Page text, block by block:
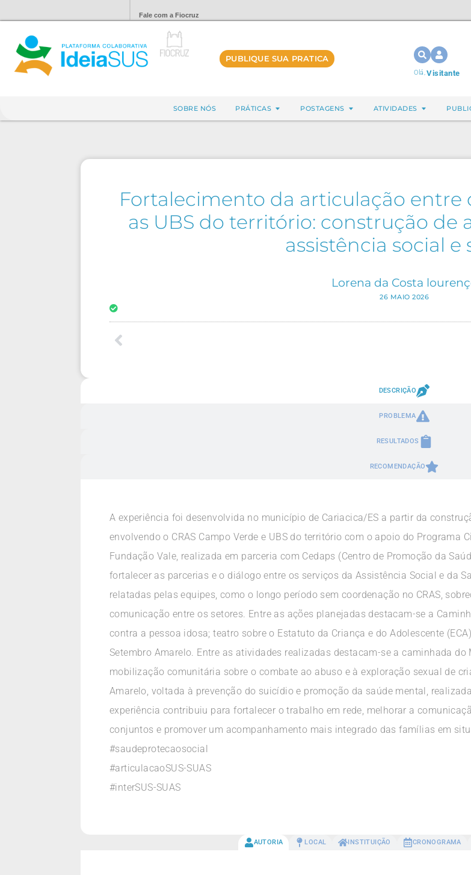
Fale com a Fiocruz
PUBLIQUE SUA PRATICA
Olá,Visitante
SOBRE NÓS PRÁTICAS POSTAGENS ATIVIDADES
Fortalecimento da articulação entre
as UBS do território: construção de
assistência social e
Lorena da Costa
26 MAIO 2026
DESCRIÇÃO
PROBLEMA
RESULTADOS
RECOMENDAÇÃO
A experiência foi desenvolvida no município de Cariacica/ES a partir da
envolvendo o CRAS Campo Verde e UBS do território com o apoio do Programa
Fundação Vale, realizada em parceria com Cedaps (Centro de Promoção da
fortalecer as parcerias e o diálogo entre os serviços da Assistência Social e da
relatadas pelas equipes, como o longo período sem coordenação no CRAS,
comunicação entre os setores. Entre as ações planejadas destacam-se a
contra a pessoa idosa; teatro sobre o Estatuto da Criança e do Adolescente
Setembro Amarelo. Entre as atividades realizadas destacam-se a caminhada
mobilização comunitária sobre o combate ao abuso e à exploração sexual de
Amarelo, voltada à prevenção do suicídio e promoção da saúde mental,
experiência contribuiu para fortalecer o trabalho em rede, melhorar a
conjuntos e promover um acompanhamento mais integrado das famílias em
#saudeprotecaosocial
#articulacaoSUS-SUAS
#interSUS-SUAS
AUTORIA LOCAL INSTITUIÇÃO CRONOGRAMA